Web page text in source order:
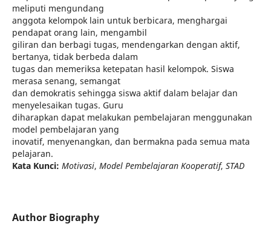
meliputi mengundang
anggota kelompok lain untuk berbicara, menghargai
pendapat orang lain, mengambil
giliran dan berbagi tugas, mendengarkan dengan aktif,
bertanya, tidak berbeda dalam
tugas dan memeriksa ketepatan hasil kelompok. Siswa
merasa senang, semangat
dan demokratis sehingga siswa aktif dalam belajar dan
menyelesaikan tugas. Guru
diharapkan dapat melakukan pembelajaran menggunakan
model pembelajaran yang
inovatif, menyenangkan, dan bermakna pada semua mata
pelajaran.
Kata Kunci: Motivasi, Model Pembelajaran Kooperatif, STAD
Author Biography